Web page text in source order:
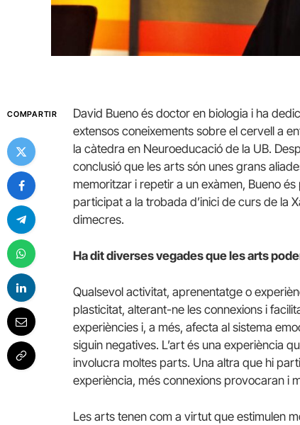
COMPARTIR
David Bueno és doctor en biologia i ha
extensos coneixements sobre el cervell a
la càtedra en Neuroeducació de la UB.
conclusió que les arts són unes grans
memoritzar i repetir a un exàmen, Bueno
participat a la trobada d’inici de curs de la
dimecres.
Ha dit diverses vegades que les arts
Qualsevol activitat, aprenentatge o
plasticitat, alterant-ne les connexions i
experiències i, a més, afecta al sistema
siguin negatives. L’art és una experiència
involucra moltes parts. Una altra que hi
experiència, més connexions provocaran i
Les arts tenen com a virtut que estimulen